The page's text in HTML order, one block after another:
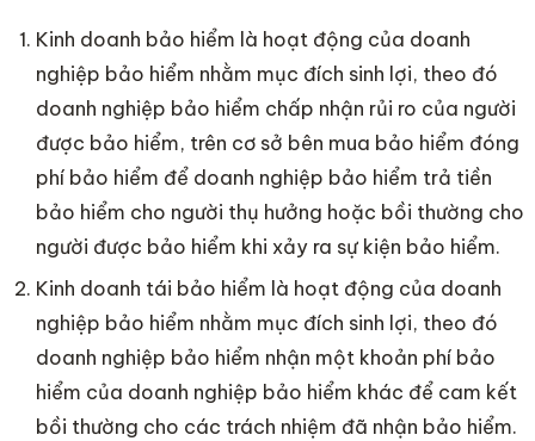
Kinh doanh bảo hiểm là hoạt động của doanh
nghiệp bảo hiểm nhằm mục đích sinh lợi, theo đó
doanh nghiệp bảo hiểm chấp nhận rủi ro của người
được bảo hiểm, trên cơ sở bên mua bảo hiểm đóng
phí bảo hiểm để doanh nghiệp bảo hiểm trả tiền
bảo hiểm cho người thụ hưởng hoặc bồi thường cho
người được bảo hiểm khi xảy ra sự kiện bảo hiểm.
Kinh doanh tái bảo hiểm là hoạt động của doanh
nghiệp bảo hiểm nhằm mục đích sinh lợi, theo đó
doanh nghiệp bảo hiểm nhận một khoản phí bảo
hiểm của doanh nghiệp bảo hiểm khác để cam kết
bồi thường cho các trách nhiệm đã nhận bảo hiểm.